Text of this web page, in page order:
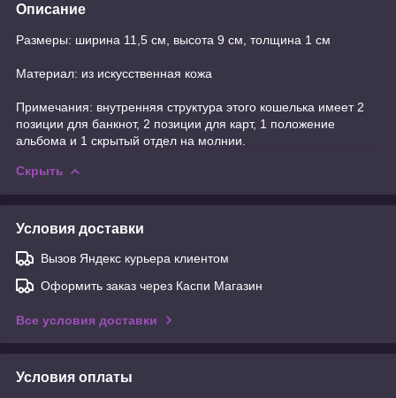
Описание
Размеры: ширина 11,5 см, высота 9 см, толщина 1 см
Материал: из искусственная кожа
Примечания: внутренняя структура этого кошелька имеет 2
позиции для банкнот, 2 позиции для карт, 1 положение
альбома и 1 скрытый отдел на молнии.
Скрыть
Условия доставки
Вызов Яндекс курьера клиентом
Оформить заказ через Каспи Магазин
Все условия доставки
Условия оплаты